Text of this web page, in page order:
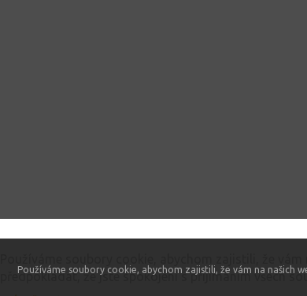
Používáme soubory cookie, abychom zajistili, že vám na našich
Tento web používá soubory cookie
Používáme soubory cookie, abychom zajistili, že
předpokládat, že jste spokojeni s přijímáním všech